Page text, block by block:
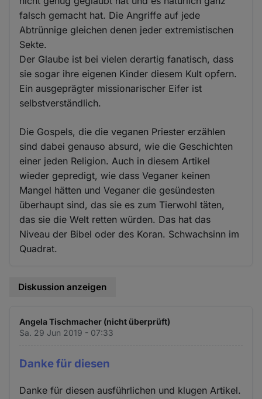
falsch gemacht hat. Die Angriffe auf jede
Abtrünnige gleichen denen jeder extremistischen
Sekte.
Der Glaube ist bei vielen derartig fanatisch, dass
sie sogar ihre eigenen Kinder diesem Kult opfern.
Ein ausgeprägter missionarischer Eifer ist
selbstverständlich.
Die Gospels, die die veganen Priester erzählen
sind dabei genauso absurd, wie die Geschichten
einer jeden Religion. Auch in diesem Artikel
wieder gepredigt, wie dass Veganer keinen
Mangel hätten und Veganer die gesündesten
überhaupt sind, das sie es zum Tierwohl täten,
das sie die Welt retten würden. Das hat das
Niveau der Bibel oder des Koran. Schwachsinn im
Quadrat.
Diskussion anzeigen
Angela Tischmacher (nicht überprüft)
Sa. 29 Jun 2019 - 07:33
Danke für diesen
Danke für diesen ausführlichen und klugen Artikel.